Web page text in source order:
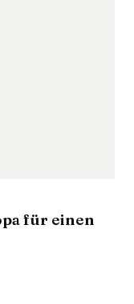
für einen